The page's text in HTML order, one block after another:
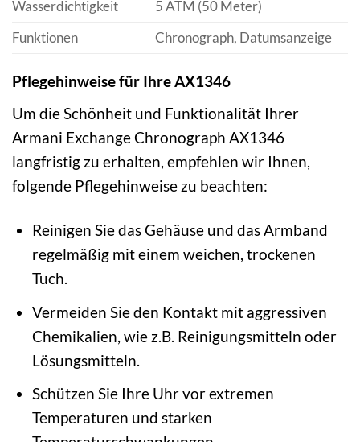
Wasserdichtigkeit
5 ATM (50 Meter)
Funktionen
Chronograph, Datumsanzeige
Pflegehinweise für Ihre AX1346
Um die Schönheit und Funktionalität Ihrer
Armani Exchange Chronograph AX1346
langfristig zu erhalten, empfehlen wir Ihnen,
folgende Pflegehinweise zu beachten:
Reinigen Sie das Gehäuse und das Armband
regelmäßig mit einem weichen, trockenen
Tuch.
Vermeiden Sie den Kontakt mit aggressiven
Chemikalien, wie z.B. Reinigungsmitteln oder
Lösungsmitteln.
Schützen Sie Ihre Uhr vor extremen
Temperaturen und starken